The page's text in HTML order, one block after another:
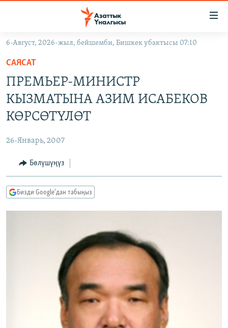
Навигацияга
өтүңүз
Издөөгө
салыңыз
САЯСАТ
МАДАНИЯТ
ДҮЙНӨ
УКРАИНА
ТВ ПРОГРАММАЛАР
БҮГҮН АЗАТТЫКТА
ЫҢГАЙСЫЗ СУРООЛОР
ПОДКАСТ
Русский
ЭЕ/АРнун бардык сайттары
6-Август, 2026-жыл, бейшемби, Бишкек убактысы 07:10
САЯСАТ
ПРЕМЬЕР-МИНИСТР
КЫЗМАТЫНА АЗИМ ИСАБЕКОВ
КӨРСӨТҮЛӨТ
26-Январь, 2007
Бөлүшүңүз
Бизди Google'дан табыңыз